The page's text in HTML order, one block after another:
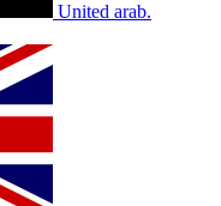
United arab.